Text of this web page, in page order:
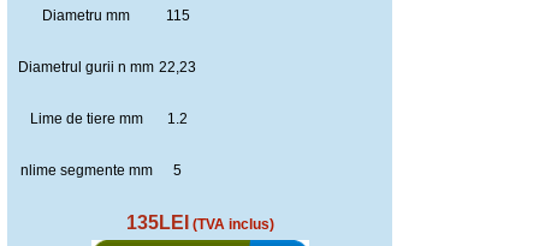
Diametru mm 115
Diametrul gurii n mm 22,23
Lime de tiere mm 1.2
nlime segmente mm 5
135LEI (TVA inclus)